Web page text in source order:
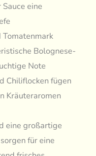
eine
Tomatenmark
Bolognese-
Note
Chiliflocken fügen
Kräuteraromen
eine großartige
für eine